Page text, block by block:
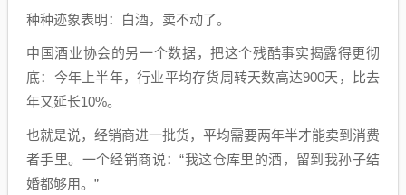
种种迹象表明：白酒，卖不动了。
中国酒业协会的另一个数据，把这个残酷事实揭露得更彻
底：今年上半年，行业平均存货周转天数高达900天，比去
年又延长10%。
也就是说，经销商进一批货，平均需要两年半才能卖到消费
者手里。一个经销商说：“我这仓库里的酒，留到我孙子结
婚都够用。”